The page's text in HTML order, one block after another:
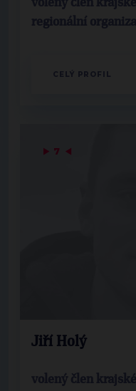
volený člen
regionální
CELÝ PROFIL
▶ 7 ◀
Jiří Holý
volený člen